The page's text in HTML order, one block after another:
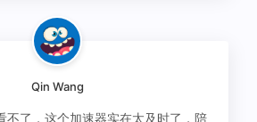
Qin Wang
不了，这个加速器实在太及时了，陪